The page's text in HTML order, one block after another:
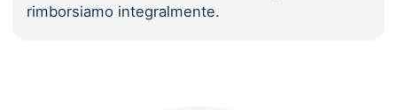
rimborsiamo integralmente.